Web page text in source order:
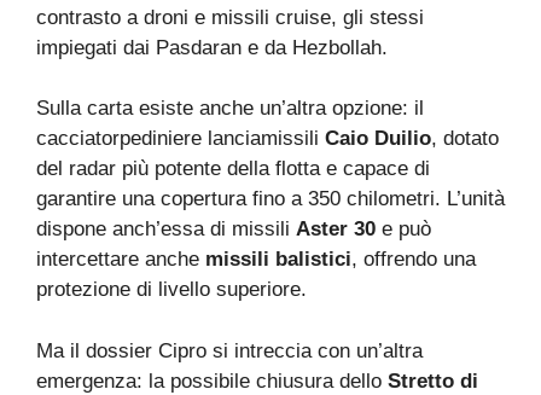
contrasto a droni e missili cruise, gli stessi
impiegati dai Pasdaran e da Hezbollah.
Sulla carta esiste anche un’altra opzione: il
cacciatorpediniere lanciamissili Caio Duilio, dotato
del radar più potente della flotta e capace di
garantire una copertura fino a 350 chilometri. L’unità
dispone anch’essa di missili Aster 30 e può
intercettare anche missili balistici, offrendo una
protezione di livello superiore.
Ma il dossier Cipro si intreccia con un’altra
emergenza: la possibile chiusura dello Stretto di